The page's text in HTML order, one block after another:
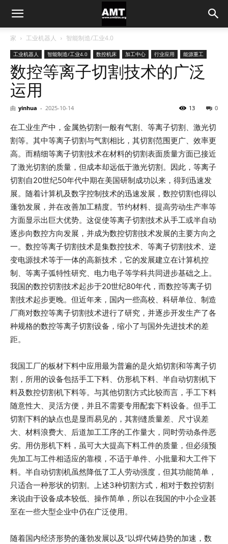
家 工业机器人 智能制造/工业4.0
工业机器人 智能制造/工业4.0 数控机床 加工中心 行业应用 能源重工
数控等离子切割技术的广泛
运用
由 yinhua - 2025-10-14 0
13
在工业生产中，金属热切割一般有气割、等离子切割、激光切
割等。其中等离子切割与气割相比，其切割范围更广、效率更
高。而精细等离子切割技术在材料的切割表面质量方面已接近
了激光切割的质量，但成本却远低于激光切割。因此，等离子
切割自20世纪50年代中期在美国研制成功以来，得到迅速发
展。随着计算机及数字控制技术的迅速发展，数控切割也得以
蓬勃发展，并在改善加工精度。节约材料、提高劳动生产率等
方面显示出巨大优势。这促使等离子切割技术从手工或半自动
逐步向数控方向发展，并成为数控切割技术发展的主要方向之
一。数控等离子切割技术是集数控技术、等离子切割技术、逆
变电源技术等于一体的高新技术，它的发展建立在计算机控
制、等离子弧特性研究、电力电子等学科共同进步基础之上。
我国的数控切割技术起步于20世纪80年代，而数控等离子切
割技术起步更晚。但近年来，国内一些高校、科研单位、制造
厂商对数控等离子切割技术进行了研究，并逐步开发生产了各
种规格的数控等离子切割设备，缩小了与国外先进技术的差
距。
我国工厂的板材下料中应用最为普遍的是火焰切割和等离子切
割，所用的设备包括手工下料、仿形机下料、半自动切割机下
料及数控切割机下料等。与其他切割方式比较而言，手工下料
随意性大、灵活方便，并且不需要专用配套下料设备。但手工
切割下料的缺点也是显而易见的，其割缝质量差、尺寸误差
大、材料浪费大、后道加工工序的工作量大，同时劳动条件恶
劣。用仿形机下料，虽可大大提高下料工件的质量，但必须预
先加工与工件相适应的靠模，不适于单件、小批量和大工件下
料。半自动切割机虽然降低了工人劳动强度，但其功能简单，
只适合一种形状的切割。上述3种切割方式，相对于数控切割
来说由于设备成本较低、操作简单，所以在我国的中小企业甚
至在一些大型企业中仍在广泛使用。
随着国内经济形势的蓬勃发展以及“以焊代铸趋势的加速，数